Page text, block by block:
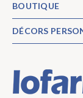
BOUTIQUE
DÉCORS